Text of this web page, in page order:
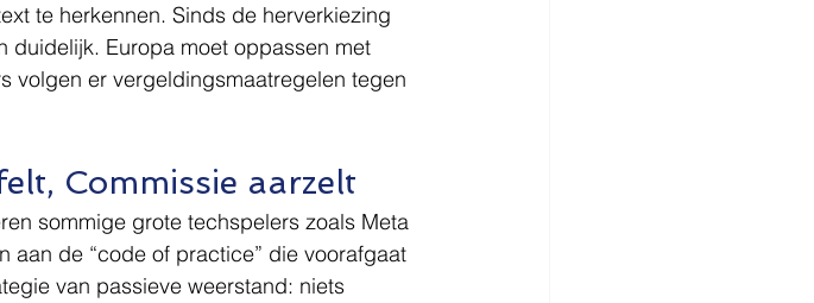
te herkennen. Sinds de herverkiezing
duidelijk. Europa moet oppassen met
volgen er vergeldingsmaatregelen tegen
Commissie aarzelt
sommige grote techspelers zoals Meta
aan de “code of practice” die voorafgaat
van passieve weerstand: niets